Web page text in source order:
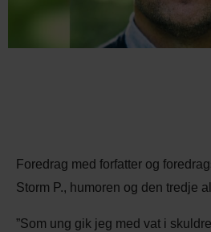
Foredrag med forfatter og
Storm P., humoren og den tredje
”Som ung gik jeg med vat i